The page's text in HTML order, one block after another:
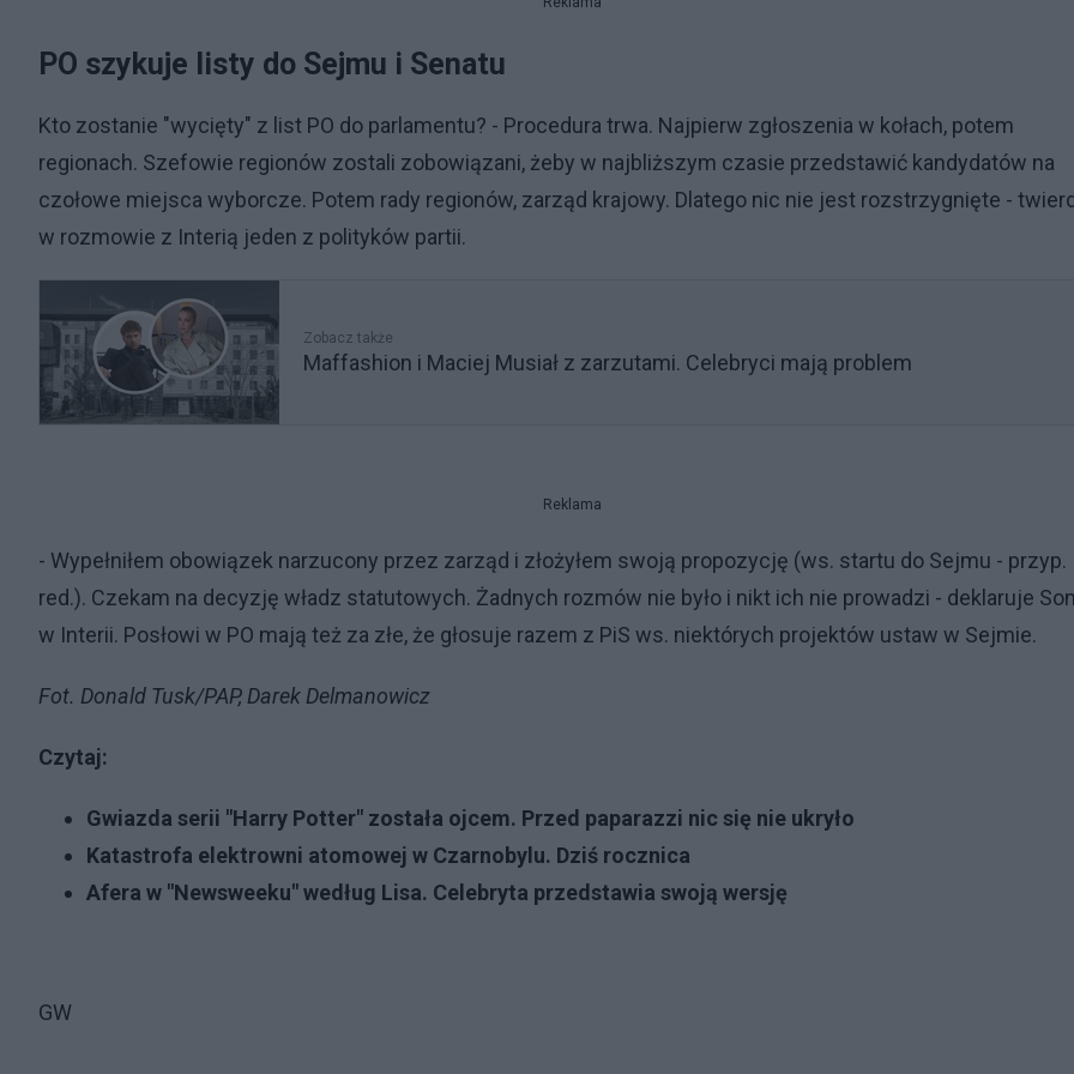
PO szykuje listy do Sejmu i Senatu
Kto zostanie "wycięty" z list PO do parlamentu? - Procedura trwa. Najpierw zgłoszenia w kołach, potem
regionach. Szefowie regionów zostali zobowiązani, żeby w najbliższym czasie przedstawić kandydatów na
czołowe miejsca wyborcze. Potem rady regionów, zarząd krajowy. Dlatego nic nie jest rozstrzygnięte -
w rozmowie z Interią jeden z polityków partii.
Zobacz także
Maffashion i Maciej Musiał z zarzutami. Celebryci mają problem
Reklama
- Wypełniłem obowiązek narzucony przez zarząd i złożyłem swoją propozycję (ws. startu do Sejmu - przyp.
red.). Czekam na decyzję władz statutowych. Żadnych rozmów nie było i nikt ich nie prowadzi - deklaruje
w Interii. Posłowi w PO mają też za złe, że głosuje razem z PiS ws. niektórych projektów ustaw w Sejmie.
Fot. Donald Tusk/PAP, Darek Delmanowicz
Czytaj:
Gwiazda serii "Harry Potter" została ojcem. Przed paparazzi nic się nie ukryło
Katastrofa elektrowni atomowej w Czarnobylu. Dziś rocznica
Afera w "Newsweeku" według Lisa. Celebryta przedstawia swoją wersję
GW